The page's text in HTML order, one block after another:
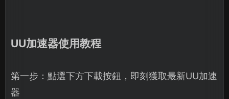
UU加速器使用教程
第一步：點選下方下載按鈕，即刻獲取最新UU加速
器